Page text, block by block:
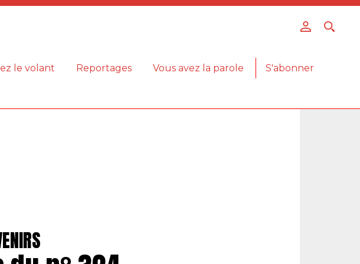
le volant Reportages Vous avez la parole
S'abonner